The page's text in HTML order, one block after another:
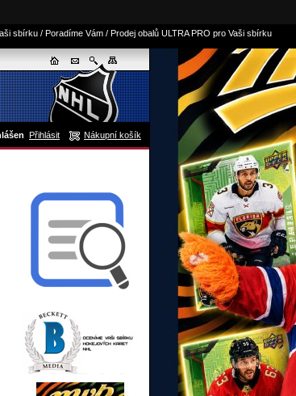
sbírku / Poradíme Vám / Prodej obalů ULTRA PRO pro Vaši sbírku
Přihlásit Nákupní košík